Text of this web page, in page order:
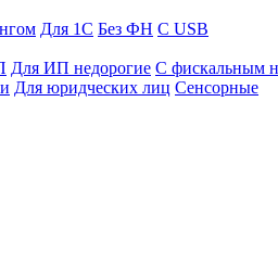
Для 1С Без ФН С USB
Для ИП недорогие С фискальным
Для юридческих лиц Сенсорные